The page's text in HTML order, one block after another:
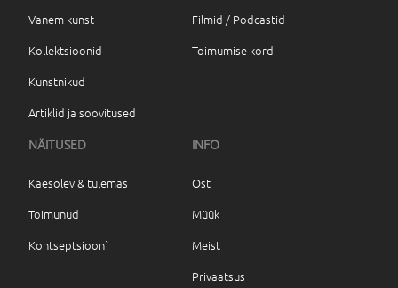
Vanem kunst
Kollektsioonid
Kunstnikud
Artiklid ja soovitused
Filmid / Podcastid
Toimumise kord
NÄITUSED
Käesolev & tulemas
Toimunud
Kontseptsioon`
INFO
Ost
Müük
Meist
Privaatsus